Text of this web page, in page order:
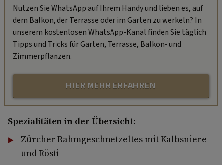
Nutzen Sie WhatsApp auf Ihrem Handy und lieben es, auf
dem Balkon, der Terrasse oder im Garten zu werkeln? In
unserem kostenlosen WhatsApp-Kanal finden Sie täglich
Tipps und Tricks für Garten, Terrasse, Balkon- und
Zimmerpflanzen.
HIER MEHR ERFAHREN
Spezialitäten in der Übersicht:
Zürcher Rahmgeschnetzeltes mit Kalbsniere
und Rösti